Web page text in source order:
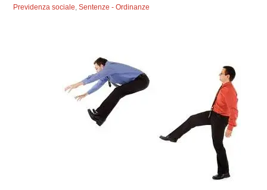
Previdenza sociale,Sentenze - Ordinanze